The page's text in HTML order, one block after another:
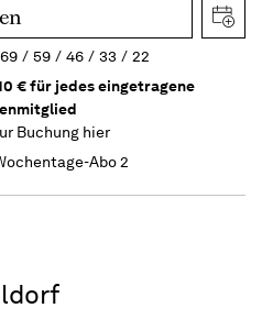
69 59 46 33
22
€ für jedes eingetragene
Buchung hier
Abo 2